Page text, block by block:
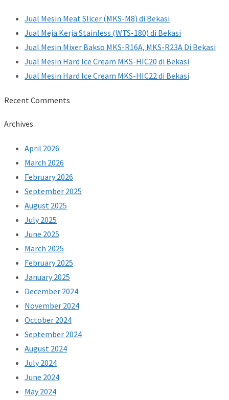
Jual Mesin Meat Slicer (MKS-M8) di Bekasi
Jual Meja Kerja Stainless (WTS-180) di Bekasi
Jual Mesin Mixer Bakso MKS-R16A, MKS-R23A Di Bekasi
Jual Mesin Hard Ice Cream MKS-HIC20 di Bekasi
Jual Mesin Hard Ice Cream MKS-HIC22 di Bekasi
Recent Comments
Archives
April 2026
March 2026
February 2026
September 2025
August 2025
July 2025
June 2025
March 2025
February 2025
January 2025
December 2024
November 2024
October 2024
September 2024
August 2024
July 2024
June 2024
May 2024